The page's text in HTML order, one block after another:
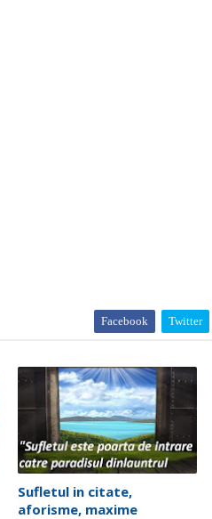
Facebook Twitter
Sufletul in citate,
aforisme, maxime